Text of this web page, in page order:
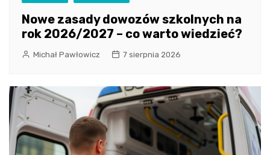
Nowe zasady dowozów szkolnych na
rok 2026/2027 – co warto wiedzieć?
Michał Pawłowicz 7 sierpnia 2026